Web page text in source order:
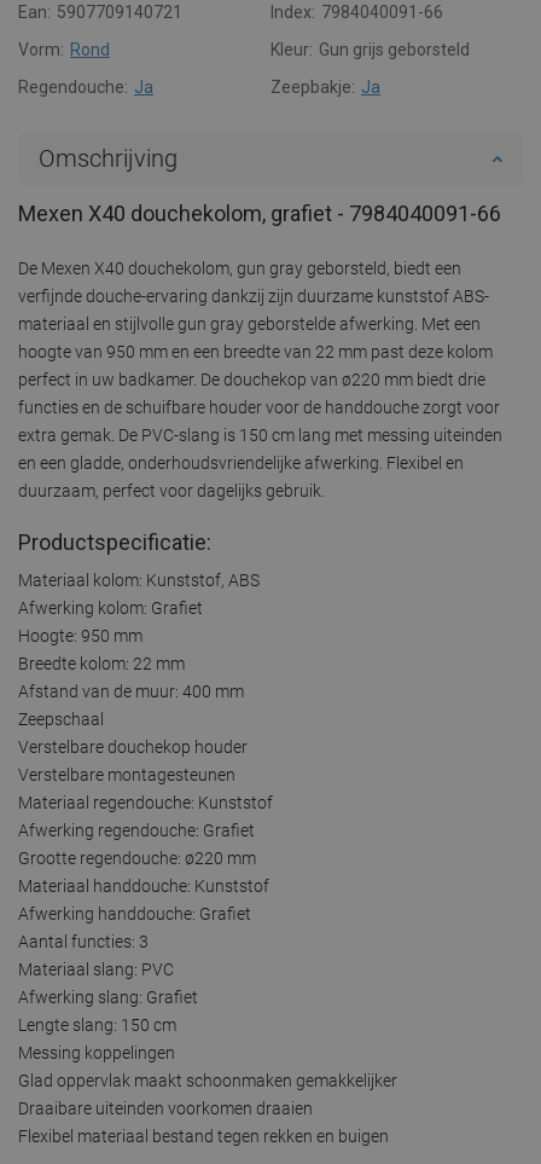
Ean: 5907709140721 Index: 7984040091-66
Vorm: Rond Kleur: Gun grijs geborsteld
Regendouche: Ja Zeepbakje: Ja
Omschrijving
Mexen X40 douchekolom, grafiet - 7984040091-66
De Mexen X40 douchekolom, gun gray geborsteld, biedt een
verfijnde douche-ervaring dankzij zijn duurzame kunststof ABS-
materiaal en stijlvolle gun gray geborstelde afwerking. Met een
hoogte van 950 mm en een breedte van 22 mm past deze kolom
perfect in uw badkamer. De douchekop van ø220 mm biedt drie
functies en de schuifbare houder voor de handdouche zorgt voor
extra gemak. De PVC-slang is 150 cm lang met messing uiteinden
en een gladde, onderhoudsvriendelijke afwerking. Flexibel en
duurzaam, perfect voor dagelijks gebruik.
Productspecificatie:
Materiaal kolom: Kunststof, ABS
Afwerking kolom: Grafiet
Hoogte: 950 mm
Breedte kolom: 22 mm
Afstand van de muur: 400 mm
Zeepschaal
Verstelbare douchekop houder
Verstelbare montagesteunen
Materiaal regendouche: Kunststof
Afwerking regendouche: Grafiet
Grootte regendouche: ø220 mm
Materiaal handdouche: Kunststof
Afwerking handdouche: Grafiet
Aantal functies: 3
Materiaal slang: PVC
Afwerking slang: Grafiet
Lengte slang: 150 cm
Messing koppelingen
Glad oppervlak maakt schoonmaken gemakkelijker
Draaibare uiteinden voorkomen draaien
Flexibel materiaal bestand tegen rekken en buigen